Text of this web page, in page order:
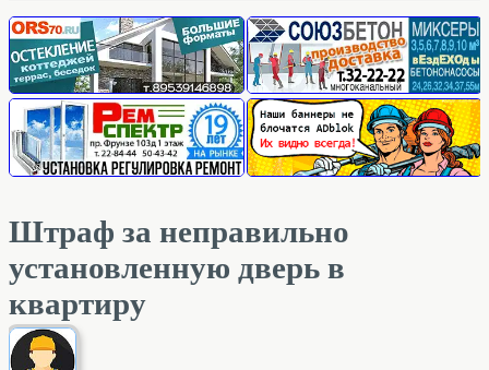
Штраф за неправильно
установленную дверь в
квартиру